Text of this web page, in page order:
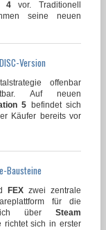
4vor. Traditionell
seine neuen
Version
offenbar
Auf neuen
5 befindet sich
Käufer bereits vor
Bausteine
FEXzwei zentrale
für die
über Steam
richtet sich in erster